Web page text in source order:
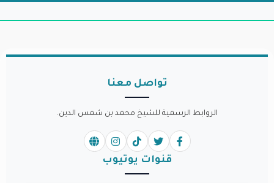
تواصل معنا
الروابط الرسمية للشيخ محمد بن شمس الدين.
قنوات يوتيوب